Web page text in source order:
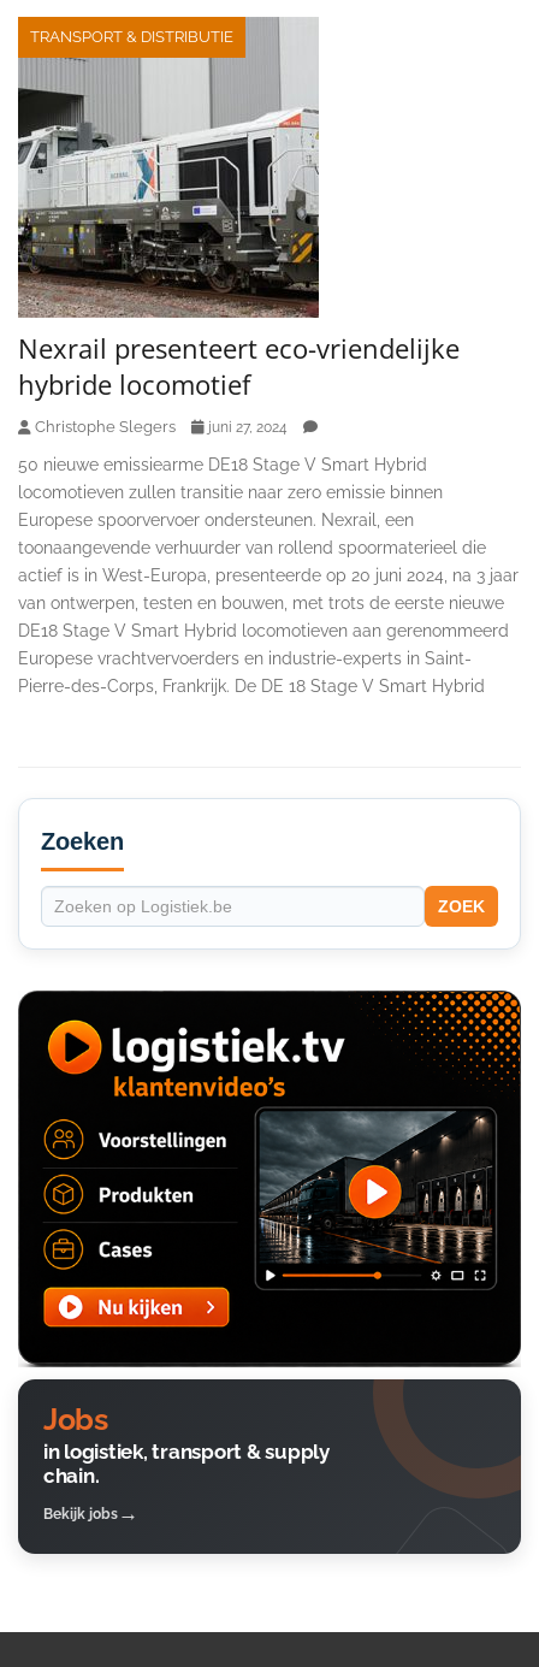
TRANSPORT & DISTRIBUTIE
Nexrail presenteert eco-vriendelijke
hybride locomotief
Christophe Slegers juni 27, 2024
50 nieuwe emissiearme DE18 Stage V Smart Hybrid
locomotieven zullen transitie naar zero emissie binnen
Europese spoorvervoer ondersteunen. Nexrail, een
toonaangevende verhuurder van rollend spoormaterieel die
actief is in West-Europa, presenteerde op 20 juni 2024, na 3 jaar
van ontwerpen, testen en bouwen, met trots de eerste nieuwe
DE18 Stage V Smart Hybrid locomotieven aan gerenommeerd
Europese vrachtvervoerders en industrie-experts in Saint-
Pierre-des-Corps, Frankrijk. De DE 18 Stage V Smart Hybrid
Secondary
Sidebar
Zoeken
ZOEK
Jobs
in logistiek, transport & supply
chain.
Bekijk jobs